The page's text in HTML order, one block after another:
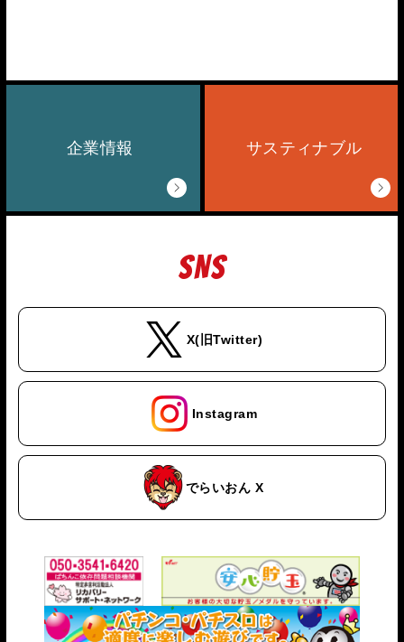
企業情報 サスティナブル
SNS
X(旧Twitter)
Instagram
でらいおん X